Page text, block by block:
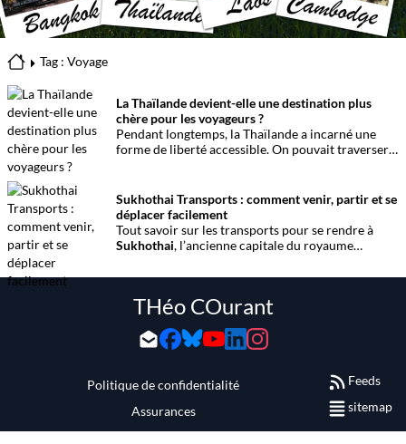
Tag : Voyage
La Thaïlande devient-elle une destination plus
chère pour les voyageurs ?
Pendant longtemps, la Thaïlande a incarné une
forme de liberté accessible. On pouvait traverser
marché à Bangkok ou dormir face à la mer pour
quelques centaines de bahts. Cette image continue
d’exister, mais elle évolue progressivement.
Sukhothai Transports : comment venir, partir et se
déplacer facilement
Tout savoir sur les transports pour se rendre à
Sukhothai, l’ancienne capitale du royaume
les horaires, les tarifs et les liaisons principales
THéo COurant
Politique de confidentialité
Assurances
Feeds
sitemap